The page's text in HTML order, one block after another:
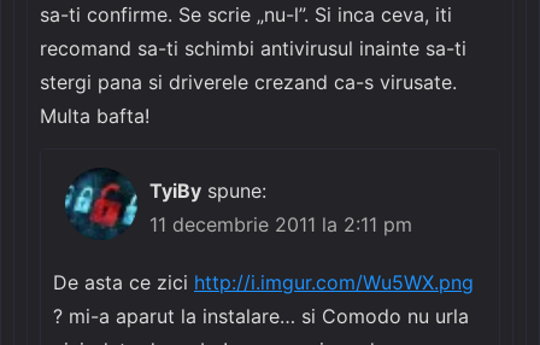
sa-ti confirme. Se scrie „nu-l”. Si inca ceva, iti
recomand sa-ti schimbi antivirusul inainte sa-ti
stergi pana si driverele crezand ca-s virusate.
Multa bafta!
TyiBy spune:
11 decembrie 2011 la 2:11 pm
De asta ce zici http://i.imgur.com/Wu5WX.png
? mi-a aparut la instalare… si Comodo nu urla